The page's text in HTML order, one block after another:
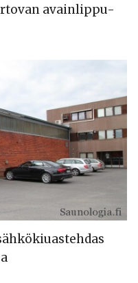
avainlippu-